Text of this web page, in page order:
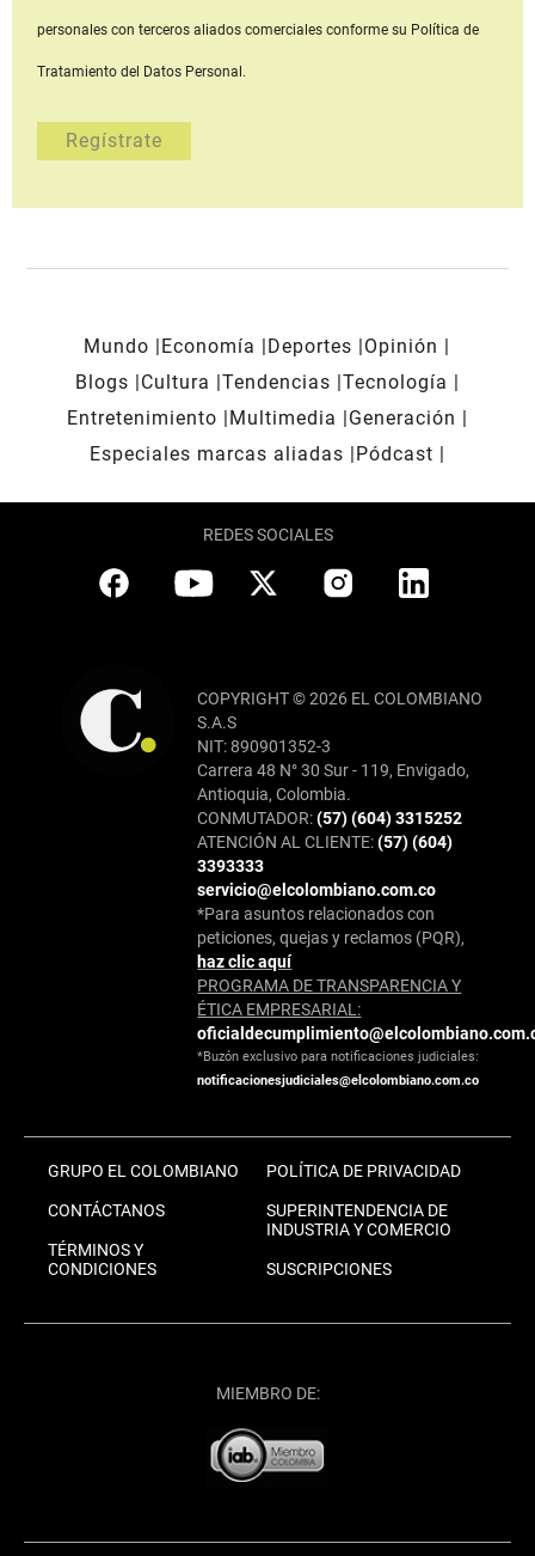
personales con terceros aliados comerciales conforme su Política de
Tratamiento del Datos Personal.
Mundo Economía Deportes
Opinión
Blogs
Cultura Tendencias Tecnología
Entretenimiento
Multimedia
Generación
Especiales marcas aliadas
Pódcast
REDES SOCIALES
COPYRIGHT © 2026 EL COLOMBIANO
S.A.S
NIT: 890901352-3
Carrera 48 N° 30 Sur - 119, Envigado,
Antioquia, Colombia.
CONMUTADOR:(57) (604) 3315252
ATENCIÓN AL CLIENTE:(57) (604)
3393333
servicio@elcolombiano.com.co
*Para asuntos relacionados con
peticiones, quejas y reclamos (PQR),
haz clic aquí
PROGRAMA DE TRANSPARENCIA Y
ÉTICA EMPRESARIAL:
*Buzón exclusivo para notificaciones judiciales:
notificacionesjudiciales@elcolombiano.com.co
GRUPO EL COLOMBIANO
CONTÁCTANOS
TÉRMINOS Y
CONDICIONES
POLÍTICA DE PRIVACIDAD
SUPERINTENDENCIA DE
INDUSTRIA Y COMERCIO
SUSCRIPCIONES
MIEMBRO DE: